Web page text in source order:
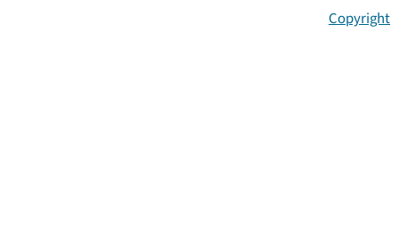
Copyright